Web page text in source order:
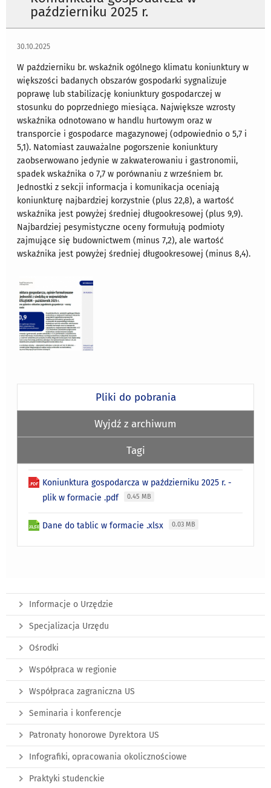
październiku 2025 r.
30.10.2025
W październiku br. wskaźnik ogólnego klimatu koniunktury w
większości badanych obszarów gospodarki sygnalizuje
poprawę lub stabilizację koniunktury gospodarczej w
stosunku do poprzedniego miesiąca. Największe wzrosty
wskaźnika odnotowano w handlu hurtowym oraz w
transporcie i gospodarce magazynowej (odpowiednio o 5,7 i
5,1). Natomiast zauważalne pogorszenie koniunktury
zaobserwowano jedynie w zakwaterowaniu i gastronomii,
spadek wskaźnika o 7,7 w porównaniu z wrześniem br.
Jednostki z sekcji informacja i komunikacja oceniają
koniunkturę najbardziej korzystnie (plus 22,8), a wartość
wskaźnika jest powyżej średniej długookresowej (plus 9,9).
Najbardziej pesymistyczne oceny formułują podmioty
zajmujące się budownictwem (minus 7,2), ale wartość
wskaźnika jest powyżej średniej długookresowej (minus 8,4).
Pliki do pobrania
Wyjdź z archiwum
Tagi
Koniunktura gospodarcza w październiku 2025 r. -
plik w formacie .pdf
0.45 MB
Dane do tablic w formacie .xlsx 0.03 MB
Informacje o Urzędzie
Specjalizacja Urzędu
Ośrodki
Współpraca w regionie
Współpraca zagraniczna US
Seminaria i konferencje
Patronaty honorowe Dyrektora US
Infografiki, opracowania okolicznościowe
Praktyki studenckie